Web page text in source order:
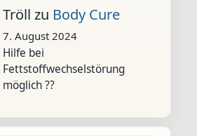
Tröll zu Body Cure
7. August 2024
Hilfe bei
Fettstoffwechselstörung
möglich ??